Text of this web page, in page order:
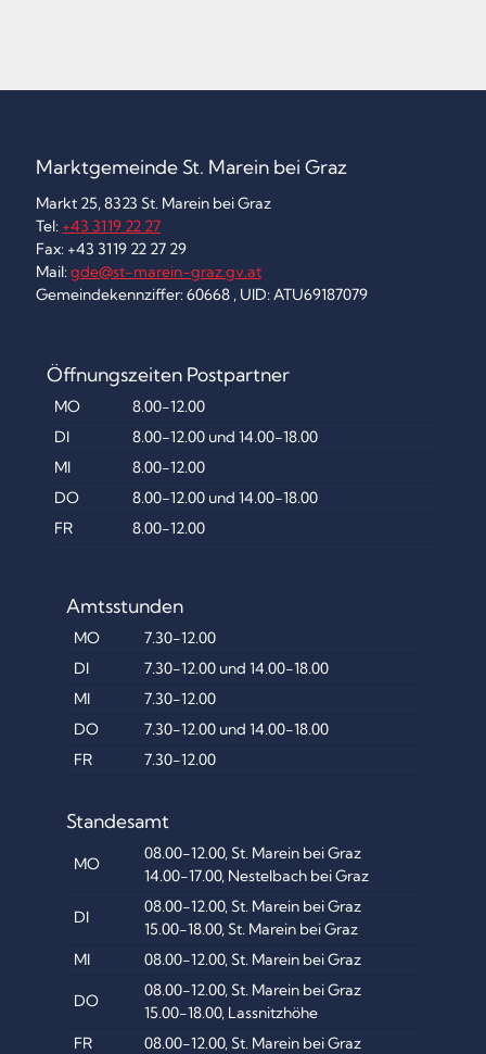
Marktgemeinde St. Marein bei Graz
Markt 25, 8323 St. Marein bei Graz
Tel: +43 3119 22 27
Fax: +43 3119 22 27 29
Mail:gde@st-marein-graz.gv.at
Gemeindekennziffer: 60668 , UID: ATU69187079
Öffnungszeiten Postpartner
MO
8.00-12.00
DI
8.00-12.00 und 14.00-18.00
MI
8.00-12.00
DO
8.00-12.00 und 14.00-18.00
FR
8.00-12.00
Amtsstunden
MO
7.30-12.00
DI
7.30-12.00 und 14.00-18.00
MI
7.30-12.00
DO
7.30-12.00 und 14.00-18.00
FR
7.30-12.00
Standesamt
MO
08.00-12.00, St. Marein bei Graz
14.00-17.00, Nestelbach bei Graz
DI
08.00-12.00, St. Marein bei Graz
15.00-18.00, St. Marein bei Graz
MI
08.00-12.00, St. Marein bei Graz
DO
08.00-12.00, St. Marein bei Graz
15.00-18.00, Lassnitzhöhe
FR
08.00-12.00, St. Marein bei Graz